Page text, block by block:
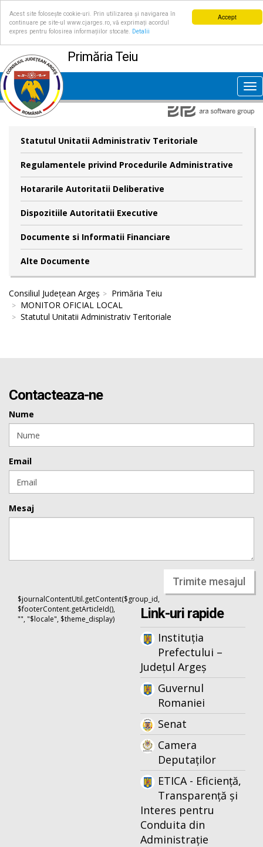
Accept
Acest site folosește cookie-uri. Prin utilizarea și navigarea în
continuare pe site-ul www.cjarges.ro, vă exprimați acordul
expres pentru folosirea informațiilor stocate.
Detalii
Primăria Teiu
Statutul Unitatii Administrativ Teritoriale
Regulamentele privind Procedurile Administrative
Hotararile Autoritatii Deliberative
Dispozitiile Autoritatii Executive
Documente si Informatii Financiare
Alte Documente
Consiliul Județean Argeș
Primăria Teiu
MONITOR OFICIAL LOCAL
Statutul Unitatii Administrativ Teritoriale
Contacteaza-ne
Nume
Email
Mesaj
Trimite mesajul
$journalContentUtil.getContent($group_id,
$footerContent.getArticleId(),
"", "$locale", $theme_display)
Link-uri rapide
Instituția
Prefectului –
Județul Argeș
Guvernul
Romaniei
Senat
Camera
Deputaților
ETICA - Eficiență,
Transparență și
Interes pentru
Conduita din
Administrație